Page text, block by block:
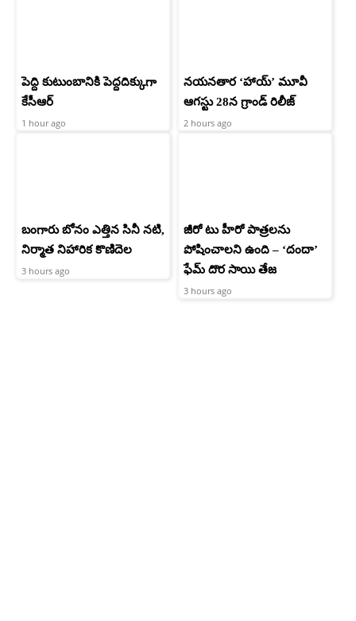
పెద్ది కుటుంబానికి పెద్దదిక్కుగా
కేసీఆర్
1 hour ago
నయనతార ‘హాయ్’ మూవీ
ఆగస్టు 28న గ్రాండ్ రిలీజ్
2 hours ago
బంగారు బోనం ఎత్తిన సినీ నటి,
నిర్మాత నిహారిక కొణిదెల
3 hours ago
జీరో టు హీరో పాత్రలను
పోషించాలని ఉంది – ‘దందా’
ఫేమ్ దొర సాయి తేజ
3 hours ago